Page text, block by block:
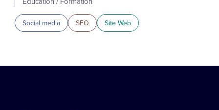
Social media SEO Site Web